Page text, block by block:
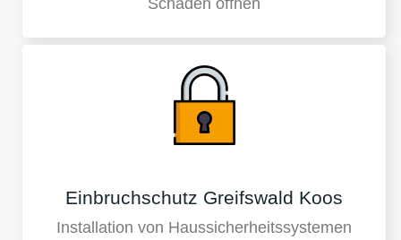
Einbruchschutz Greifswald Koos
Installation von Haussicherheitssystemen